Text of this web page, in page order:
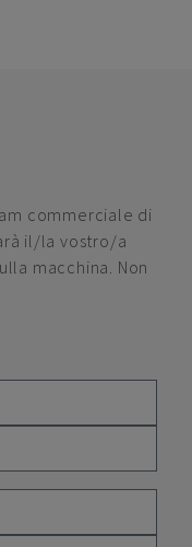
commerciale di
il/la vostro/a
macchina. Non